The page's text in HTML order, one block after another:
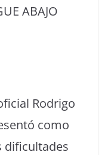
ABAJO
Rodrigo
como
dificultades